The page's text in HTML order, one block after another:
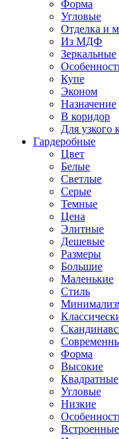
Форма
Угловые
Отделка и
Из МДФ
Зеркальные
Купе
Эконом
Назначение
В коридор
Для узкого
Гардеробные
Цвет
Белые
Светлые
Серые
Темные
Цена
Элитные
Дешевые
Размеры
Большие
Маленькие
Стиль
Форма
Высокие
Квадратные
Угловые
Низкие
Встроенные